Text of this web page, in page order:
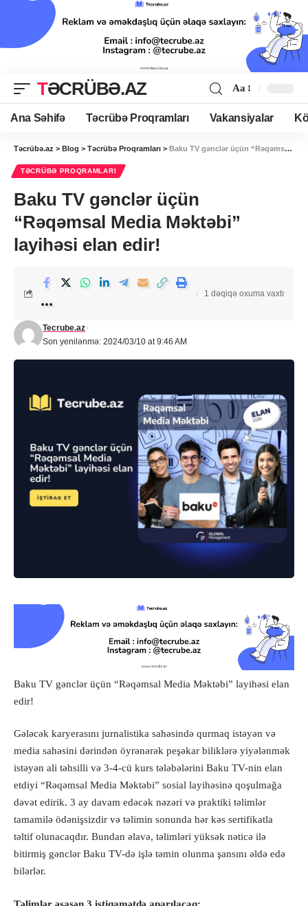
TƏCRÜBƏ.AZ Aa
Ana Səhifə Təcrübə Proqramları Vakansiyalar
Təcrübə.az > Blog > Təcrübə Proqramları > Baku TV gənclər üçün “Rəqəmsal Media Məktəbi” layihəsi elan edir!
TƏCRÜBƏ PROQRAMLARI
Baku TV gənclər üçün
“Rəqəmsal Media Məktəbi”
layihəsi elan edir!
Son yenilənmə: 2024/03/10 at 9:46 AM
Tecrube.az
1 dəqiqə oxuma vaxtı
Baku TV gənclər üçün “Rəqəmsal Media Məktəbi” layihəsi elan
edir!
Gələcək karyerasını jurnalistika sahəsində qurmaq istəyən və
media sahəsini dərindən öyrənərək peşəkar biliklərə yiyələnmək
istəyən ali təhsilli və 3-4-cü kurs tələbələrini Baku TV-nin elan
etdiyi “Rəqəmsal Media Məktəbi” sosial layihəsinə qoşulmağa
dəvət edirik. 3 ay davam edəcək nəzəri və praktiki təlimlər
tamamilə ödənişsizdir və təlimin sonunda hər kəs sertifikatla
təltif olunacaqdır. Bundan əlavə, təlimləri yüksək nəticə ilə
bitirmiş gənclər Baku TV-də işlə təmin olunma şansını əldə edə
bilərlər.
Təlimlər əsasən 3 istiqamətdə aparılacaq: